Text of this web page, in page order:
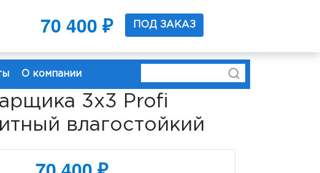
8 926 137 0219
О компании
3x3 Profi
влагостойкий
70 400 ₽ ПОД ЗАКАЗ